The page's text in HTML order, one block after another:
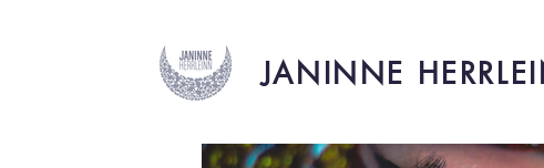
JANINNE